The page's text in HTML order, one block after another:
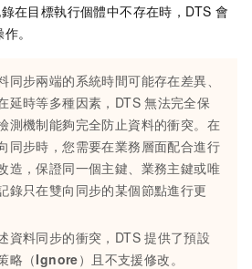
在目標執行個體中不存在時，DTS 會
。
同步兩端的系統時間可能存在差異、
延時等多種因素，DTS 無法完全保
測機制能夠完全防止資料的衝突。在
同步時，您需要在業務層面配合進行
造，保證同一個主鍵、業務主鍵或唯
錄只在雙向同步的某個節點進行更
資料同步的衝突，DTS 提供了預設
略（Ignore）且不支援修改。